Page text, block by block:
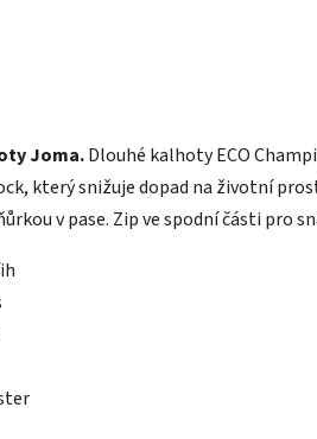
Joma.Dlouhé kalhoty ECO
který snižuje dopad na životní
v pase. Zip ve spodní části pro